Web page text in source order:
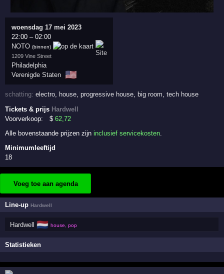
woensdag 17 mei 2023
22:00 –02:00
NOTO (binnen)
1209 Vine Street
Philadelphia
Verenigde Staten 🇺🇸
schatting:electro, house,progressive house, big room,tech house
Tickets & prijs Hardwell
Voorverkoop:
$62 ,72
Alle bovenstaande prijzen zijninclusief servicekosten
Minimumleeftijd
18
Voeg toe aan agenda
Line-upHardwell
Hardwell 🇳🇱 house, pop
Statistieken